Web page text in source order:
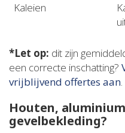
Kaleien
*Let op: dit zijn
een correcte inschatting?
vrijblijvend offertes aan.
Houten,
gevelbekleding?